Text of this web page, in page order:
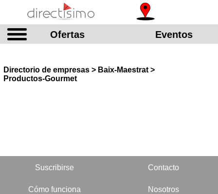
Ofertas Eventos
Directorio de empresas > Baix-Maestrat >
Productos-Gourmet
Suscribirse Contacto
Cómo funciona Nosotros